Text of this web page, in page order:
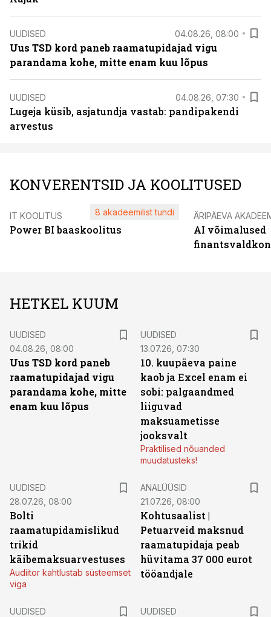
UUDISED 04.08.26, 08:00
Uus TSD kord paneb raamatupidajad vigu
parandama kohe, mitte enam kuu lõpus
UUDISED 04.08.26, 07:30
Lugeja küsib, asjatundja vastab: pandipakendi
arvestus
KONVERENTSID JA KOOLITUSED
IT KOOLITUS
Power BI baaskoolitus
8 akadeemilist tundi ÄRIPÄEVA
AI võimalused
HETKEL KUUM
UUDISED
04.08.26, 08:00
Uus TSD kord paneb
raamatupidajad vigu
parandama kohe, mitte
enam kuu lõpus
UUDISED
13.07.26, 07:30
10. kuupäeva paine
kaob ja Excel enam ei
sobi: palgaandmed
liiguvad
maksuametisse
jooksvalt
Praktilised nõuanded
muudatusteks!
UUDISED
28.07.26, 08:00
Bolti
raamatupidamislikud
trikid
käibemaksuarvestuses
Audiitor kahtlustab süsteemset
viga
ANALÜÜSID
21.07.26, 08:00
Kohtusaalist |
Petuarveid maksnud
raamatupidaja peab
hüvitama 37 000 eurot
tööandjale
UUDISED
UUDISED